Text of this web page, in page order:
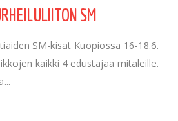
SM
SM-kisat Kuopiossa 16-18.6.
kaikki 4 edustajaa mitaleille.